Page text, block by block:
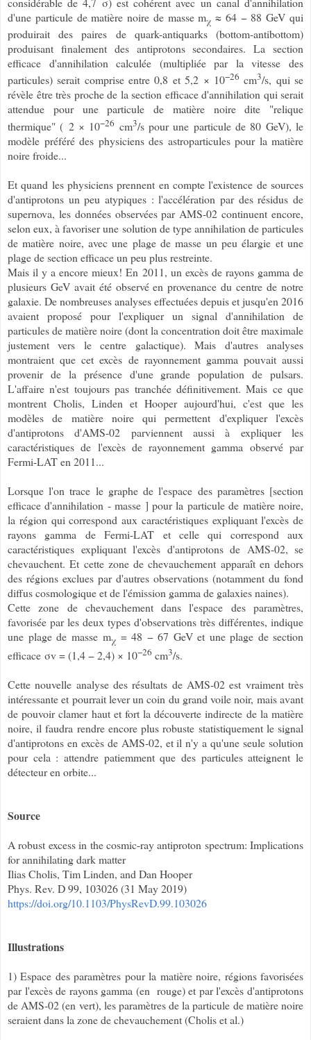
d'une particule de matière noire de masse mχ ≈ 64 − 88 GeV qui
produirait des paires de quark-antiquarks (bottom-antibottom)
produisant finalement des antiprotons secondaires. La section
efficace d'annihilation calculée (multipliée par la vitesse des
particules) serait comprise entre 0,8 et 5,2 × 10−26 cm3/s, qui se
révèle être très proche de la section efficace d'annihilation qui serait
attendue pour une particule de matière noire dite "relique
thermique" ( 2 × 10−26 cm3/s pour une particule de 80 GeV), le
modèle préféré des physiciens des astroparticules pour la matière
noire froide...
Et quand les physiciens prennent en compte l'existence de sources
d'antiprotons un peu atypiques : l'accélération par des résidus de
supernova, les données observées par AMS-02 continuent encore,
selon eux, à favoriser une solution de type annihilation de particules
de matière noire, avec une plage de masse un peu élargie et une
plage de section efficace un peu plus restreinte.
Mais il y a encore mieux! En 2011, un excès de rayons gamma de
plusieurs GeV avait été observé en provenance du centre de notre
galaxie. De nombreuses analyses effectuées depuis et jusqu'en 2016
avaient proposé pour l'expliquer un signal d'annihilation de
particules de matière noire (dont la concentration doit être maximale
justement vers le centre galactique). Mais d'autres analyses
montraient que cet excès de rayonnement gamma pouvait aussi
provenir de la présence d'une grande population de pulsars.
L'affaire n'est toujours pas tranchée définitivement. Mais ce que
montrent Cholis, Linden et Hooper aujourd'hui, c'est que les
modèles de matière noire qui permettent d'expliquer l'excès
d'antiprotons d'AMS-02 parviennent aussi à expliquer les
caractéristiques de l'excès de rayonnement gamma observé par
Fermi-LAT en 2011...
Lorsque l'on trace le graphe de l'espace des paramètres [section
efficace d'annihilation - masse ] pour la particule de matière noire,
la région qui correspond aux caractéristiques expliquant l'excès de
rayons gamma de Fermi-LAT et celle qui correspond aux
caractéristiques expliquant l'excès d'antiprotons de AMS-02, se
chevauchent. Et cette zone de chevauchement apparaît en dehors
des régions exclues par d'autres observations (notamment du fond
diffus cosmologique et de l'émission gamma de galaxies naines).
Cette zone de chevauchement dans l'espace des paramètres,
favorisée par les deux types d'observations très différentes, indique
une plage de masse mχ = 48 − 67 GeV et une plage de section
efficace σv = (1,4 − 2,4) × 10−26 cm3/s.
Cette nouvelle analyse des résultats de AMS-02 est vraiment très
intéressante et pourrait lever un coin du grand voile noir, mais avant
de pouvoir clamer haut et fort la découverte indirecte de la matière
noire, il faudra rendre encore plus robuste statistiquement le signal
d'antiprotons en excès de AMS-02, et il n'y a qu'une seule solution
pour cela : attendre patiemment que des particules atteignent le
détecteur en orbite...
Source
A robust excess in the cosmic-ray antiproton spectrum: Implications
for annihilating dark matter
Ilias Cholis, Tim Linden, and Dan Hooper
Phys. Rev. D 99, 103026 (31 May 2019)
https://doi.org/10.1103/PhysRevD.99.103026
Illustrations
1) Espace des paramètres pour la matière noire, régions favorisées
par l'excès de rayons gamma (en rouge) et par l'excès d'antiprotons
de AMS-02 (en vert), les paramètres de la particule de matière noire
seraient dans la zone de chevauchement (Cholis et al.)